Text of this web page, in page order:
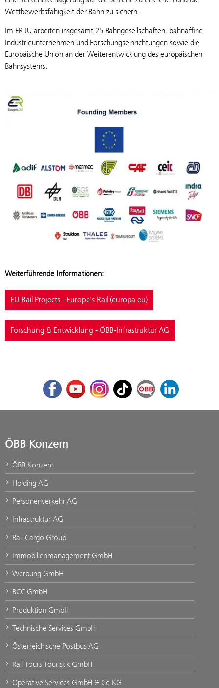
Wettbewerbsfähigkeit der Bahn zu sichern.
Im ER JU arbeiten insgesamt 25 Bahngesellschaften, bahnaffine
Industrieunternehmen und Forschungseinrichtungen sowie die
Europäische Union an der Weiterentwicklung des europäischen
Bahnsystems.
Weiterführende Informationen:
EU-Rail Projects - Europe's Rail (europa.eu)
Forschung & Entwicklung - ÖBB-Infrastruktur AG
FacebookYoutubeInstagram
TikTok ÖBB Corporate Blog
LinkedIn
ÖBB Konzern
ÖBB Konzern
Holding AG
Personenverkehr AG
Infrastruktur AG
Rail Cargo Group
Immobilienmanagement GmbH
Werbung GmbH
BCC GmbH
Produktion GmbH
Technische Services GmbH
Österreichische Postbus AG
Rail Tours Touristik GmbH
Operative Services GmbH & Co KG